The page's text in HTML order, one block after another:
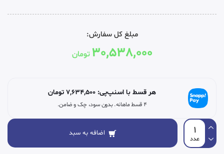
مبلغ کل سفارش:
30,538,000 تومان
هر قسط با اسنپ‌پی: 7,634,500 تومان
۴ قسط ماهانه. بدون سود، چک و ضامن.
اضافه به سبد